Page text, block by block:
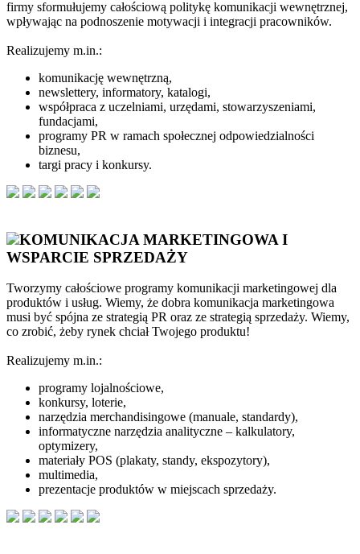
firmy sformułujemy całościową politykę komunikacji wewnętrznej,
wpływając na podnoszenie motywacji i integracji pracowników.
Realizujemy m.in.:
komunikację wewnętrzną,
newslettery, informatory, katalogi,
współpraca z uczelniami, urzędami, stowarzyszeniami,
fundacjami,
programy PR w ramach społecznej odpowiedzialności
biznesu,
targi pracy i konkursy.
KOMUNIKACJA MARKETINGOWA I
WSPARCIE SPRZEDAŻY
Tworzymy całościowe programy komunikacji marketingowej dla
produktów i usług. Wiemy, że dobra komunikacja marketingowa
musi być spójna ze strategią PR oraz ze strategią sprzedaży. Wiemy,
co zrobić, żeby rynek chciał Twojego produktu!
Realizujemy m.in.:
programy lojalnościowe,
konkursy, loterie,
narzędzia merchandisingowe (manuale, standardy),
informatyczne narzędzia analityczne – kalkulatory,
optymizery,
materiały POS (plakaty, standy, ekspozytory),
multimedia,
prezentacje produktów w miejscach sprzedaży.